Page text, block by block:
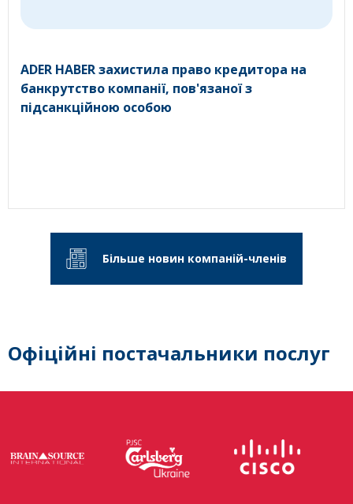
ADER HABER захистила право кредитора на
банкрутство компанії, пов'язаної з
підсанкційною особою
Більше новин компаній-членів
Офіційні постачальники послуг